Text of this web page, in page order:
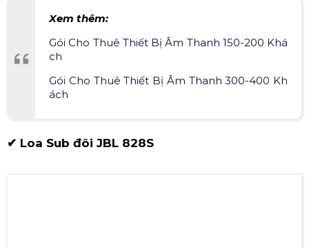
thanh sắc nét, sống động. Công nghệ khuếch đại Class D
cầu sử dụng cho những không gian rộng khoảng 50 –
10m2
ch